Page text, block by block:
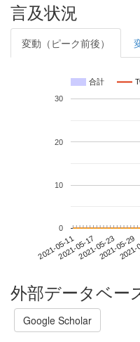
言及状況
変動（ピーク前後）
合計
2021-05-112021-05-172021-05-232021-05-29
0
10
20
30
外部データベー
Google Scholar